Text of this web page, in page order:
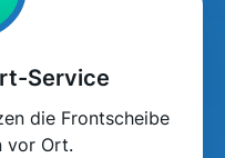
Service
die Frontscheibe
vor Ort.